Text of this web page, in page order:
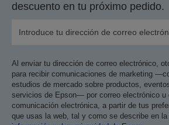
descuento en tu próximo pedido.
Al enviar tu dirección de correo electrónico,
para recibir comunicaciones de marketing
estudios de mercado sobre productos,
servicios de Epson— por correo electrónico u
comunicación electrónica, a partir de tus
que usas la web, tal y como se describe en la